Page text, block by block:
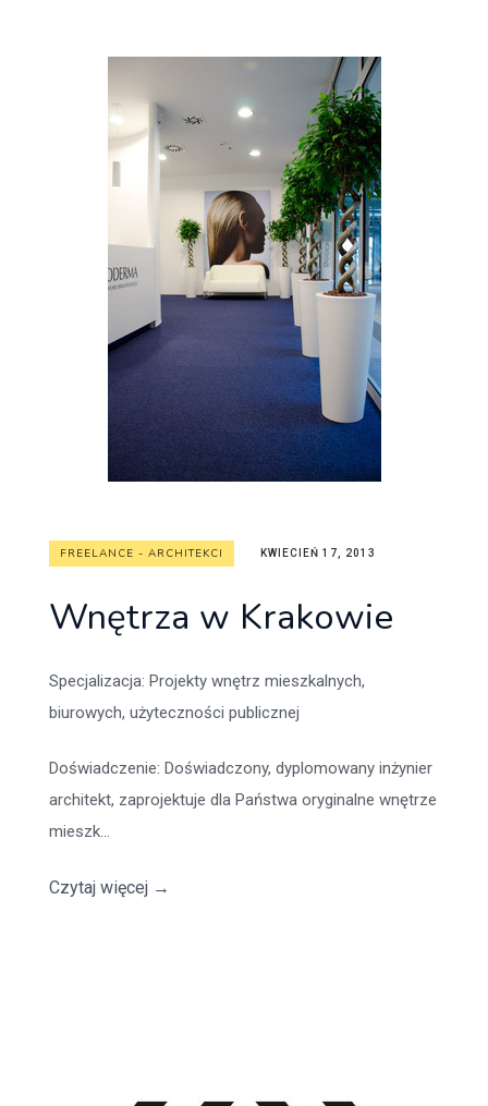
FREELANCE - ARCHITEKCI KWIECIEŃ 17, 2013
Wnętrza w Krakowie
Specjalizacja: Projekty wnętrz mieszkalnych,
biurowych, użyteczności publicznej
Doświadczenie: Doświadczony, dyplomowany inżynier
architekt, zaprojektuje dla Państwa oryginalne wnętrze
mieszk...
Czytaj więcej →